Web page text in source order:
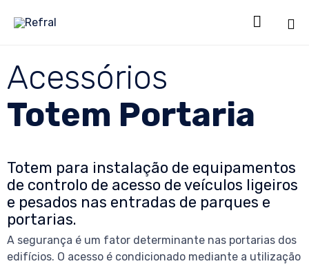

Acessórios
Totem Portaria
Totem para instalação de equipamentos
de controlo de acesso de veículos ligeiros
e pesados nas entradas de parques e
portarias.
A segurança é um fator determinante nas portarias dos
edifícios. O acesso é condicionado mediante a utilização